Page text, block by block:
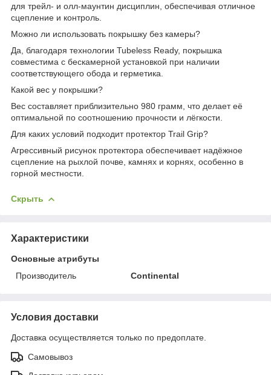
для трейл- и олл-маунтин дисциплин, обеспечивая отличное
сцепление и контроль.
Можно ли использовать покрышку без камеры?
Да, благодаря технологии Tubeless Ready, покрышка
совместима с бескамерной установкой при наличии
соответствующего обода и герметика.
Какой вес у покрышки?
Вес составляет приблизительно 980 грамм, что делает её
оптимальной по соотношению прочности и лёгкости.
Для каких условий подходит протектор Trail Grip?
Агрессивный рисунок протектора обеспечивает надёжное
сцепление на рыхлой почве, камнях и корнях, особенно в
горной местности.
Скрыть
Характеристики
Основные атрибуты
Производитель
Continental
Условия доставки
Доставка осуществляется только по предоплате.
Самовывоз